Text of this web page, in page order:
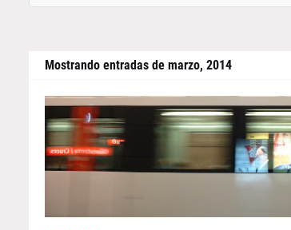
Mostrando entradas de marzo, 2014